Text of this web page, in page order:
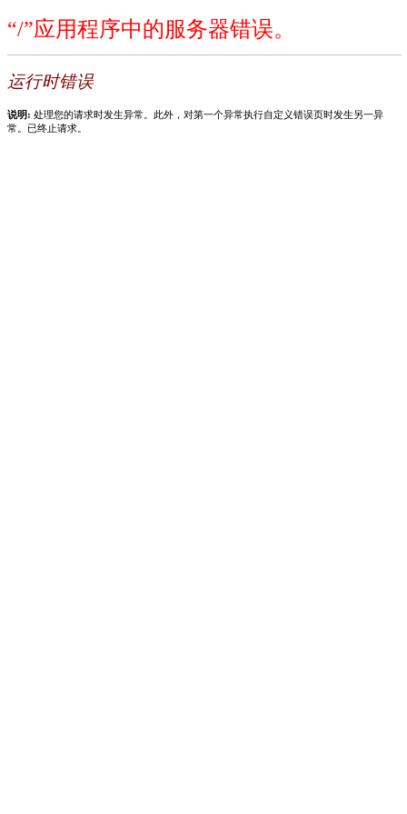
“/”应用程序中的服务器错误。
运行时错误
说明: 处理您的请求时发生异常。此外，对第一个异常执行自定义错误页时发生另一异
常。已终止请求。